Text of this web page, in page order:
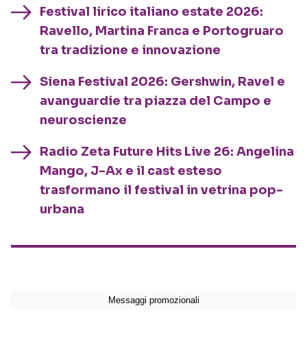
Festival lirico italiano estate 2026:
Ravello, Martina Franca e Portogruaro
tra tradizione e innovazione
Siena Festival 2026: Gershwin, Ravel e
avanguardie tra piazza del Campo e
neuroscienze
Radio Zeta Future Hits Live 26: Angelina
Mango, J-Ax e il cast esteso
trasformano il festival in vetrina pop-
urbana